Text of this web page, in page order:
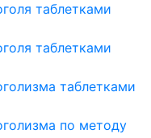
таблетками
таблетками
таблетками
по методу